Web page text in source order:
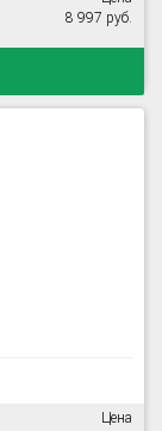
8 997 руб.
Цена